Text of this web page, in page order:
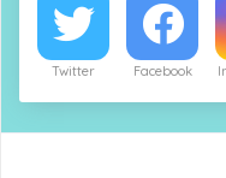
Twitter Facebook